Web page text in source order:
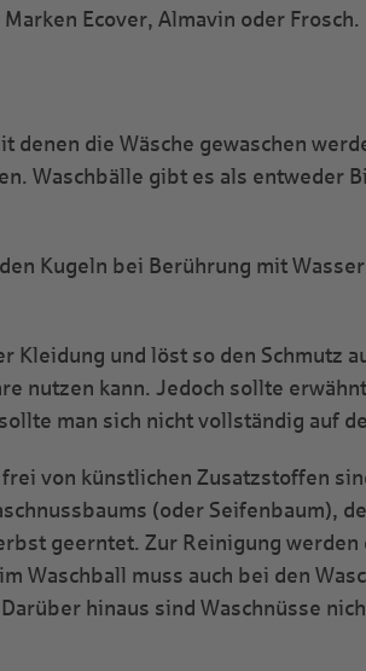
Ecover, Almavin oder Frosch.
die Wäsche gewaschen
Waschbälle gibt es als entweder
Kugeln bei Berührung mit
und löst so den Schmutz
nutzen kann. Jedoch sollte
man sich nicht vollständig auf
von künstlichen Zusatzstoffen
(oder Seifenbaum),
geerntet. Zur Reinigung werden
Waschball muss auch bei den
hinaus sind Waschnüsse